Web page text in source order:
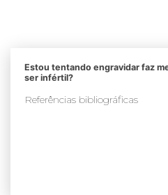
Estou tentando engravidar faz
ser infértil?
Referências bibliográficas